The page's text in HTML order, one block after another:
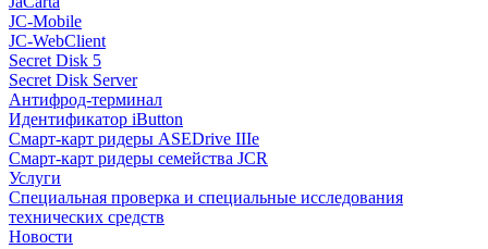
JC-Mobile
JC-WebClient
Secret Disk 5
Secret Disk Server
Антифрод-терминал
Идентификатор iButton
Смарт-карт ридеры ASEDrive IIIe
Смарт-карт ридеры семейства JCR
Услуги
Специальная проверка и специальные исследования
технических средств
Новости